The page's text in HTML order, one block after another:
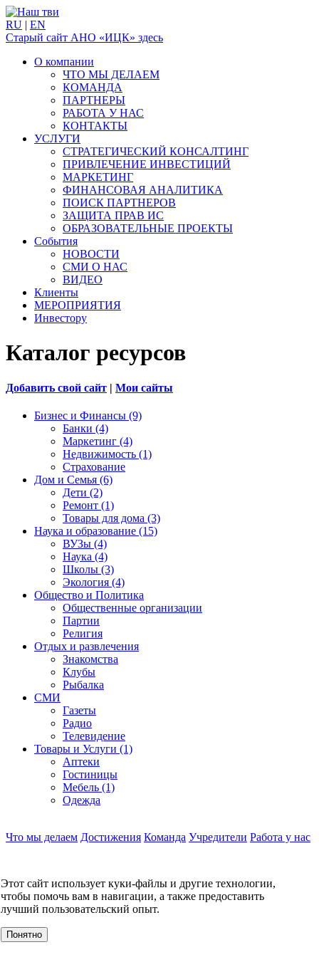
RU | EN
Старый сайт АНО «ИЦК» здесь
О компании
ЧТО МЫ ДЕЛАЕМ
КОМАНДА
ПАРТНЕРЫ
РАБОТА У НАС
КОНТАКТЫ
УСЛУГИ
СТРАТЕГИЧЕСКИЙ КОНСАЛТИНГ
ПРИВЛЕЧЕНИЕ ИНВЕСТИЦИЙ
МАРКЕТИНГ
ФИНАНСОВАЯ АНАЛИТИКА
ПОИСК ПАРТНЕРОВ
ЗАЩИТА ПРАВ ИС
ОБРАЗОВАТЕЛЬНЫЕ ПРОЕКТЫ
События
НОВОСТИ
СМИ О НАС
ВИДЕО
Клиенты
МЕРОПРИЯТИЯ
Инвестору
Каталог ресурсов
Добавить свой сайт | Мои сайты
Бизнес и Финансы (9)
Банки (4)
Маркетинг (4)
Недвижимость (1)
Страхование
Дом и Семья (6)
Дети (2)
Ремонт (1)
Товары для дома (3)
Наука и образование (15)
ВУЗы (4)
Наука (4)
Школы (3)
Экология (4)
Общество и Политика
Общественные организации
Партии
Религия
Отдых и развлечения
Знакомства
Клубы
Рыбалка
СМИ
Газеты
Радио
Телевидение
Товары и Услуги (1)
Аптеки
Гостиницы
Мебель (1)
Одежда
Что мы делаем Достижения Команда Учредители Работа у нас
О компании
УСЛУГИ
События
Клиенты
МЕРОПРИЯТИЯ
Этот сайт использует куки-файлы и другие технологии,
чтобы помочь вам в навигации, а также предоставить
лучший пользовательский опыт.
Понятно